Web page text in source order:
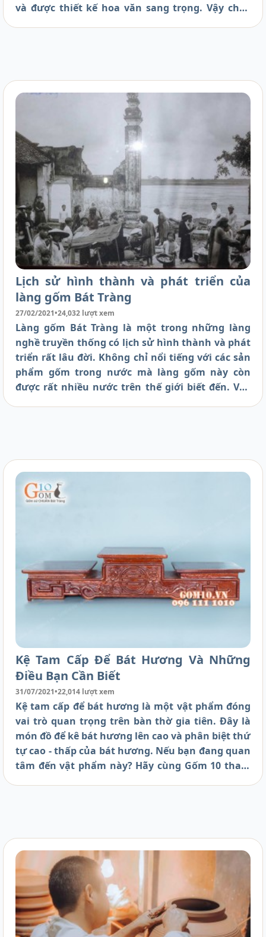
và được thiết kế hoa văn sang trọng. Vậy chóe
Lịch sử hình thành và phát triển của
làng gốm Bát Tràng
27/02/2021•24,032 lượt xem
Làng gốm Bát Tràng là một trong những làng
nghề truyền thống có lịch sử hình thành và phát
triển rất lâu đời. Không chỉ nổi tiếng với các sản
phẩm gốm trong nước mà làng gốm này còn
được rất nhiều nước trên thế giới biết đến. Vậy
Kệ Tam Cấp Để Bát Hương Và Những
Điều Bạn Cần Biết
31/07/2021•22,014 lượt xem
Kệ tam cấp để bát hương là một vật phẩm đóng
vai trò quan trọng trên bàn thờ gia tiên. Đây là
món đồ để kê bát hương lên cao và phân biệt thứ
tự cao - thấp của bát hương. Nếu bạn đang quan
tâm đến vật phẩm này? Hãy cùng Gốm 10 tham